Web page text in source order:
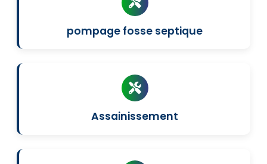
pompage fosse septique
Assainissement